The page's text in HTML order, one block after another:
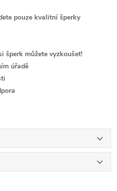
pouze kvalitní šperky
šperk můžete vyzkoušet!
úřadě